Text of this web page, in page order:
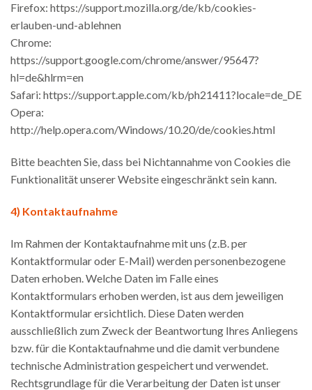
Firefox: https://support.mozilla.org/de/kb/cookies-
erlauben-und-ablehnen
Chrome:
https://support.google.com/chrome/answer/95647?
hl=de&hlrm=en
Safari: https://support.apple.com/kb/ph21411?locale=de_DE
Opera:
http://help.opera.com/Windows/10.20/de/cookies.html
Bitte beachten Sie, dass bei Nichtannahme von Cookies die
Funktionalität unserer Website eingeschränkt sein kann.
4) Kontaktaufnahme
Im Rahmen der Kontaktaufnahme mit uns (z.B. per
Kontaktformular oder E-Mail) werden personenbezogene
Daten erhoben. Welche Daten im Falle eines
Kontaktformulars erhoben werden, ist aus dem jeweiligen
Kontaktformular ersichtlich. Diese Daten werden
ausschließlich zum Zweck der Beantwortung Ihres Anliegens
bzw. für die Kontaktaufnahme und die damit verbundene
technische Administration gespeichert und verwendet.
Rechtsgrundlage für die Verarbeitung der Daten ist unser